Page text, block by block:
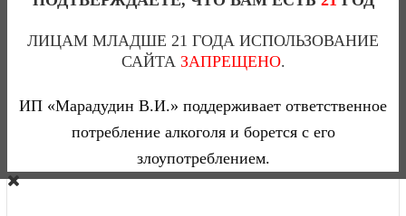
0
АРАРАТ DVIN 10 YO (КОЛЛЕКЦИОННЫЙ)-0,7(Л)
19 870 тг
ЛИЦАМ МЛАДШЕ 21 ГОДА ИСПОЛЬЗОВАНИЕ
САЙТА ЗАПРЕЩЕНО.
ИП «Марадудин В.И.» поддерживает ответственное
потребление алкоголя и борется с его
злоупотреблением.